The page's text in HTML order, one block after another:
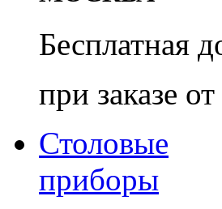
Бесплатная
при заказе
Столовые
приборы